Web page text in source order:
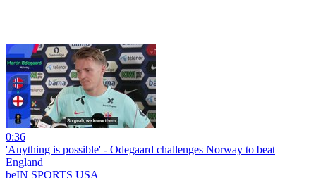
0:36
'Anything is possible' - Odegaard challenges Norway to beat
England
beIN SPORTS USA